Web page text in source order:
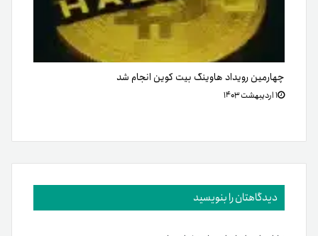
چهارمین رویداد هاوینگ بیت کوین انجام شد
۱ اردیبهشت ۱۴۰۳
دیدگاهتان را بنویسید